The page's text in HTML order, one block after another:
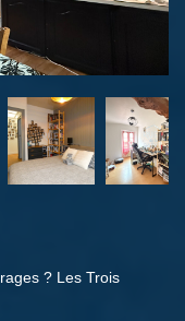
? Les Trois